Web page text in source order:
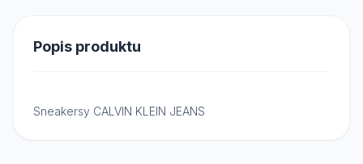
Popis produktu
Sneakersy CALVIN KLEIN JEANS